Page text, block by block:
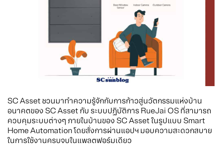
SC Asset ชวนมาทำความรู้จักกับการก้าวสู่นวัตกรรมแห่งบ้าน
อนาคตของ SC Asset กับ ระบบปฏิบัติการ RueJai OS ที่สามารถ
ควบคุมระบบต่างๆ ภายในบ้านของ SC Asset ในรูปแบบ Smart
Home Automation โดยสั่งการผ่านแอปฯ มอบความสะดวกสบาย
ในการใช้งานครบจบในแพลตฟอร์มเดียว